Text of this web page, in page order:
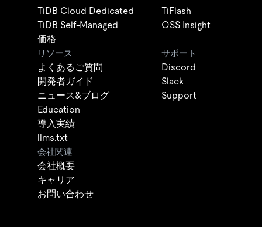
TiDB Cloud Dedicated
TiDB Self-Managed
価格
TiFlash
OSS Insight
リソース
よくあるご質問
開発者ガイド
ニュース&ブログ
Education
導入実績
llms.txt
サポート
Discord
Slack
Support
会社関連
会社概要
キャリア
お問い合わせ